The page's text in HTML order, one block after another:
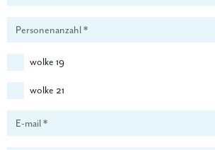
wolke 19
wolke 21